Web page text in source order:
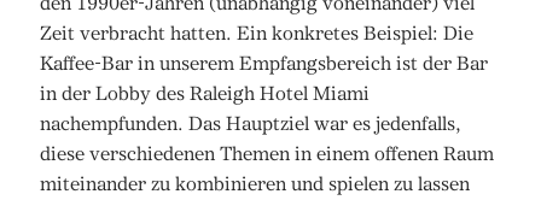
Zeit verbracht hatten. Ein konkretes Beispiel: Die
Kaffee-Bar in unserem Empfangsbereich ist der Bar
in der Lobby des Raleigh Hotel Miami
nachempfunden. Das Hauptziel war es jedenfalls,
diese verschiedenen Themen in einem offenen Raum
miteinander zu kombinieren und spielen zu lassen